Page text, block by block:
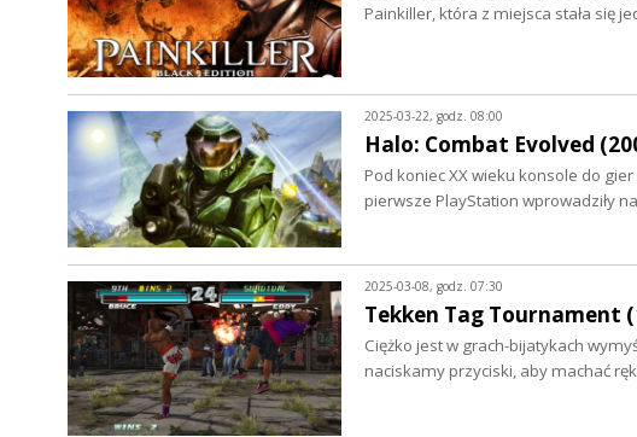
Painkiller, która z miejsca stała się
2025-03-22, godz. 08:00
Halo: Combat Evolved
Pod koniec XX wieku konsole do
pierwsze PlayStation wprowadziły
2025-03-08, godz. 07:30
Tekken Tag Tournament
Ciężko jest w grach-bijatykach
naciskamy przyciski, aby machać